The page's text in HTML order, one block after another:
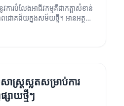
វការបំលែងអាជីវកម្មគឺជាកត្តាសំខាន់
ជោគជ័យក្នុងសម័យថ្មី។ អានអត្ថបទ
គាល់ពីយុទ្ធសាស្ត្រដែលអាចជួយបំ
ាស្ត្រស្លតសម្រាប់ការ
ផ្សាយថ្មីៗ